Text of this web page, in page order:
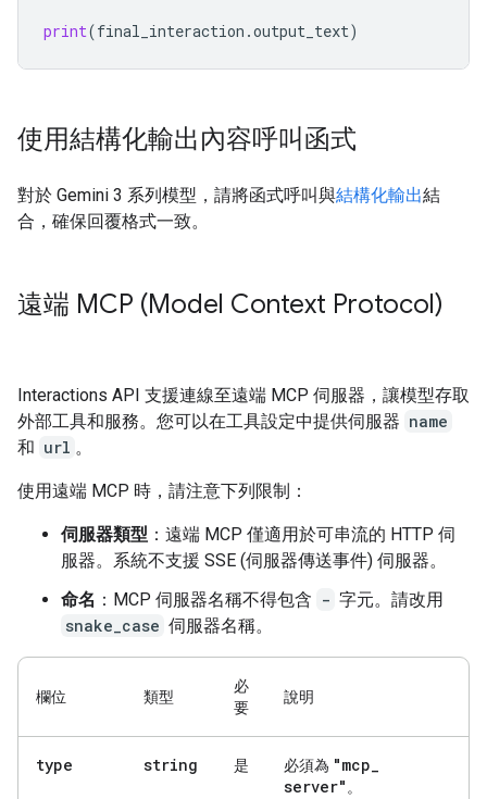
print(final_interaction .output_text)
使用結構化輸出內容呼叫函式
對於 Gemini 3 系列模型，請將函式呼叫與結構化輸出結
合，確保回覆格式一致。
遠端 MCP (Model Context Protocol)
Interactions API 支援連線至遠端 MCP 伺服器，讓模型存取
外部工具和服務。您可以在工具設定中提供伺服器 name
和 url 。
使用遠端 MCP 時，請注意下列限制：
伺服器類型 ：遠端 MCP 僅適用於可串流的 HTTP 伺
服器。系統不支援 SSE (伺服器傳送事件) 伺服器。
命名 ：MCP 伺服器名稱不得包含 - 字元。請改用
snake_case 伺服器名稱。
欄位 類型
必
要
說明
type string 是 必須為 "mcp_
server" 。